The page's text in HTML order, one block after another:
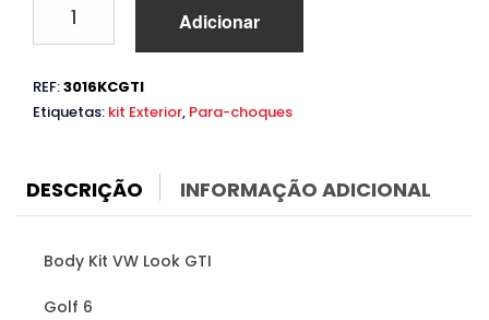
Body
VW
Golf
a
GTI
Adicionar
REF:3016KCGTI
Etiquetas: kit Exterior, Para-choques
DESCRIÇÃO INFORMAÇÃO ADICIONAL
Body Kit VW Look GTI
Golf 6